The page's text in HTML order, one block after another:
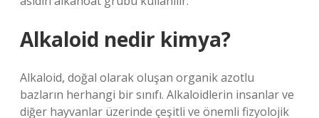
Alkaloid nedir kimya?
Alkaloid, doğal olarak oluşan organik azotlu
bazların herhangi bir sınıfı. Alkaloidlerin insanlar ve
diğer hayvanlar üzerinde çeşitli ve önemli fizyolojik